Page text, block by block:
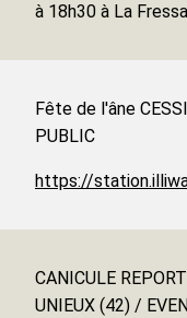
à 18h30 à La
Fête de l'âne
PUBLIC
https://
CANICULE
UNIEUX (42) /